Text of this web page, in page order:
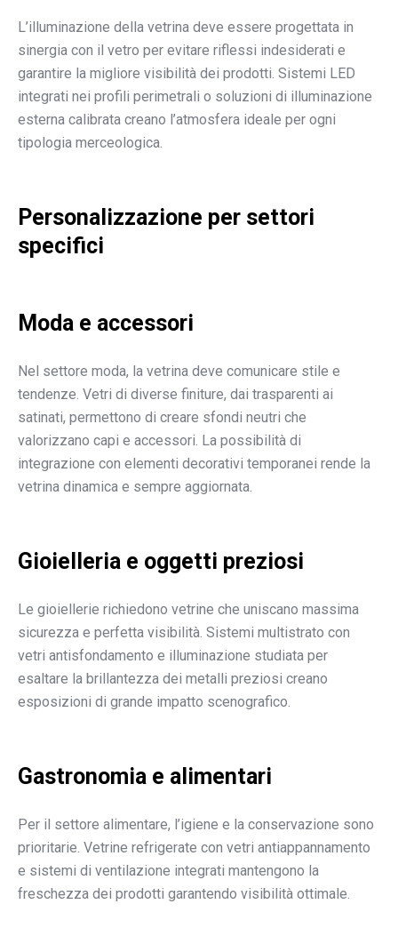
L’illuminazione della vetrina deve essere progettata in
sinergia con il vetro per evitare riflessi indesiderati e
garantire la migliore visibilità dei prodotti. Sistemi LED
integrati nei profili perimetrali o soluzioni di illuminazione
esterna calibrata creano l’atmosfera ideale per ogni
tipologia merceologica.
Personalizzazione per settori
specifici
Moda e accessori
Nel settore moda, la vetrina deve comunicare stile e
tendenze. Vetri di diverse finiture, dai trasparenti ai
satinati, permettono di creare sfondi neutri che
valorizzano capi e accessori. La possibilità di
integrazione con elementi decorativi temporanei rende la
vetrina dinamica e sempre aggiornata.
Gioielleria e oggetti preziosi
Le gioiellerie richiedono vetrine che uniscano massima
sicurezza e perfetta visibilità. Sistemi multistrato con
vetri antisfondamento e illuminazione studiata per
esaltare la brillantezza dei metalli preziosi creano
esposizioni di grande impatto scenografico.
Gastronomia e alimentari
Per il settore alimentare, l’igiene e la conservazione sono
prioritarie. Vetrine refrigerate con vetri antiappannamento
e sistemi di ventilazione integrati mantengono la
freschezza dei prodotti garantendo visibilità ottimale.